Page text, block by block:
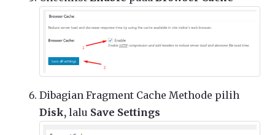
Dibagian Fragment Cache Methode pilih
Disk, lalu Save Settings